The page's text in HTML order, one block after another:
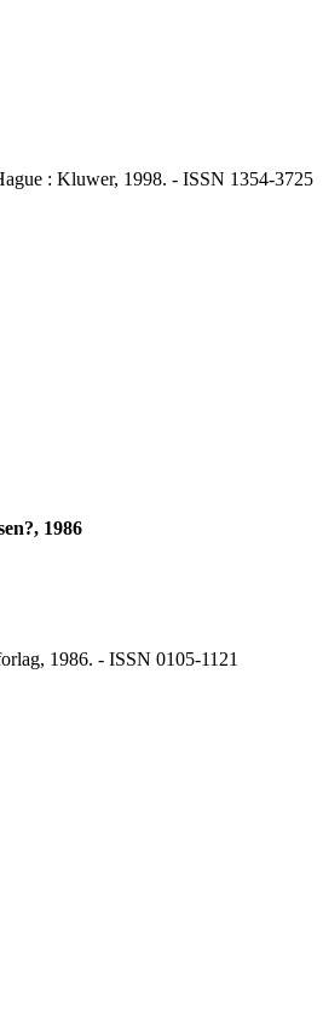
: Kluwer, 1998. - ISSN 1354-3725
1986
1986. - ISSN 0105-1121